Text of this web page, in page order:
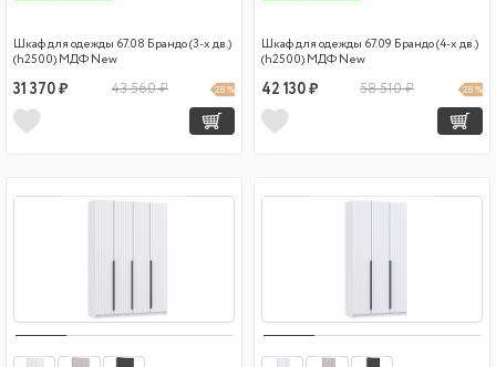
Шкаф для одежды 67.08 Брандо (3-х дв.)
(h2500) МДФ New
31 370 ₽ 43 560 ₽ 28 %
Шкаф для одежды 67.09 Брандо (4-х дв.)
(h2500) МДФ New
42 130 ₽ 58 510 ₽ 28 %